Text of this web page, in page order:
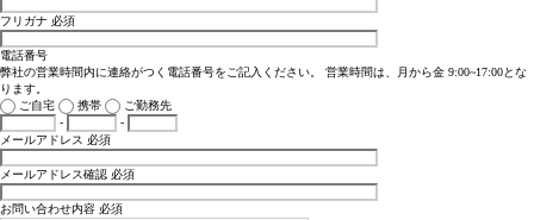
フリガナ 必須
電話番号
弊社の営業時間内に連絡がつく電話番号をご記入ください。 営業時間は、月から金 9:00~17:00とな
ります。
ご自宅
携帯
ご勤務先
-
-
メールアドレス 必須
メールアドレス確認 必須
お問い合わせ内容 必須